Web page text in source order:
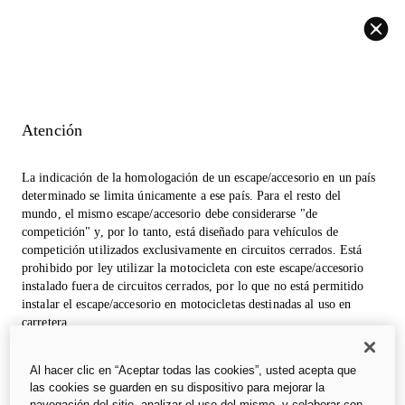
Atención
La indicación de la homologación de un escape/accesorio en un país
determinado se limita únicamente a ese país. Para el resto del
mundo, el mismo escape/accesorio debe considerarse "de
competición" y, por lo tanto, está diseñado para vehículos de
competición utilizados exclusivamente en circuitos cerrados. Está
prohibido por ley utilizar la motocicleta con este escape/accesorio
instalado fuera de circuitos cerrados, por lo que no está permitido
instalar el escape/accesorio en motocicletas destinadas al uso en
carretera.
Las fotos de la sección accesorios pueden referirse a prototipos que
podrían sufrir modificaciones, incluso significativas, durante la
Al hacer clic en “Aceptar todas las cookies”, usted acepta que
las cookies se guarden en su dispositivo para mejorar la